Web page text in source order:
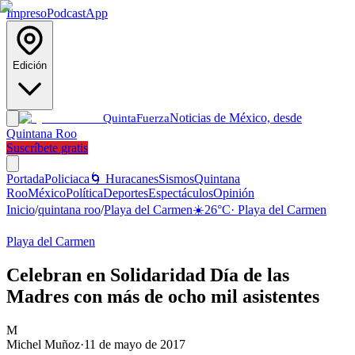
ImpresoPodcastApp
Edición
QuintaFuerzaNoticias de México, desde
Quintana Roo
Suscríbete gratis
PortadaPoliciaca 🌀 HuracanesSismosQuintana
RooMéxicoPolíticaDeportesEspectáculosOpinión
Inicio/quintana roo/Playa del Carmen☀️26°C· Playa del Carmen
Playa del Carmen
Celebran en Solidaridad Día de las
Madres con más de ocho mil asistentes
M
Michel Muñoz·11 de mayo de 2017